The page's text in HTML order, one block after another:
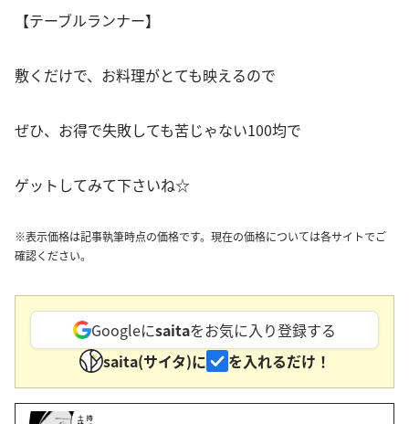
【テーブルランナー】
敷くだけで、お料理がとても映えるので
ぜひ、お得で失敗しても苦じゃない100均で
ゲットしてみて下さいね☆
※表示価格は記事執筆時点の価格です。現在の価格については各サイトでご
確認ください。
Googleにsaitaをお気に入り登録する
saita(サイタ)に
を入れるだけ！